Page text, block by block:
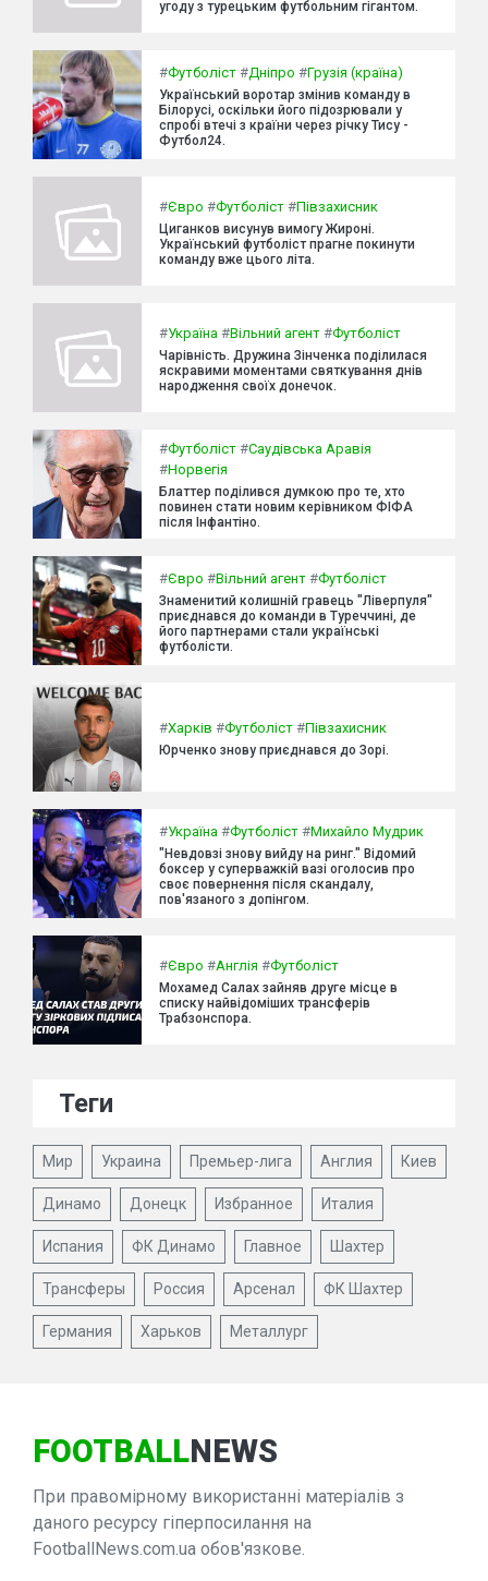
угоду з турецьким футбольним гігантом.
#Футболіст #Дніпро #Грузія (країна)
Український воротар змінив команду в
Білорусі, оскільки його підозрювали у
спробі втечі з країни через річку Тису -
Футбол24.
#Євро #Футболіст #Півзахисник
Циганков висунув вимогу Жироні.
Український футболіст прагне покинути
команду вже цього літа.
#Україна #Вільний агент #Футболіст
Чарівність. Дружина Зінченка поділилася
яскравими моментами святкування днів
народження своїх донечок.
#Футболіст #Саудівська Аравія
#Норвегія
Блаттер поділився думкою про те, хто
повинен стати новим керівником ФІФА
після Інфантіно.
#Євро #Вільний агент #Футболіст
Знаменитий колишній гравець "Ліверпуля"
приєднався до команди в Туреччині, де
його партнерами стали українські
футболісти.
#Харків #Футболіст #Півзахисник
Юрченко знову приєднався до Зорі.
#Україна #Футболіст #Михайло Мудрик
"Невдовзі знову вийду на ринг." Відомий
боксер у суперважкій вазі оголосив про
своє повернення після скандалу,
пов'язаного з допінгом.
#Євро #Англія #Футболіст
Мохамед Салах зайняв друге місце в
списку найвідоміших трансферів
Трабзонспора.
Теги
Мир Украина Премьер-лига Англия Киев
Динамо Донецк Избранное Италия
Испания ФК Динамо Главное Шахтер
Трансферы Россия Арсенал ФК Шахтер
Германия Харьков Металлург
FOOTBALLNEWS
При правомірному використанні матеріалів з
даного ресурсу гіперпосилання на
FootballNews.com.ua обов'язкове.